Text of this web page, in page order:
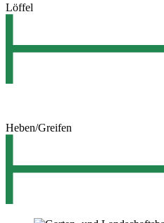
Löffel
Heben/Greifen